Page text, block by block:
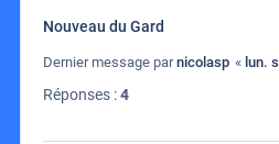
Nouveau du Gard
Dernier message parnicolasp « lun.
Réponses :4